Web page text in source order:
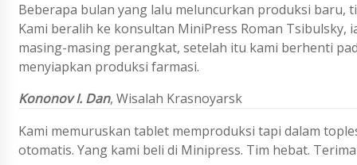
Beberapa bulan yang lalu meluncurkan produksi baru,
Kami beralih ke konsultan MiniPress Roman
masing-masing perangkat, setelah itu kami berhenti
menyiapkan produksi farmasi.
Kononov I. Dan, Wisalah Krasnoyarsk
Kami memuruskan tablet memproduksi tapi dalam
otomatis. Yang kami beli di Minipress. Tim hebat.